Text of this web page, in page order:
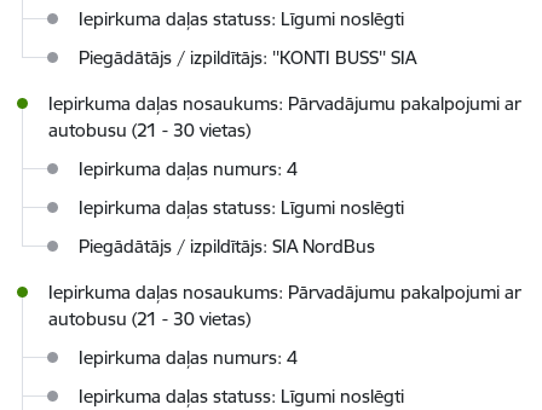
Iepirkuma daļas statuss: Līgumi noslēgti
Piegādātājs / izpildītājs: ''KONTI BUSS'' SIA
Iepirkuma daļas nosaukums: Pārvadājumu pakalpojumi ar
autobusu (21 - 30 vietas)
Iepirkuma daļas numurs: 4
Iepirkuma daļas statuss: Līgumi noslēgti
Piegādātājs / izpildītājs: SIA NordBus
Iepirkuma daļas nosaukums: Pārvadājumu pakalpojumi ar
autobusu (21 - 30 vietas)
Iepirkuma daļas numurs: 4
Iepirkuma daļas statuss: Līgumi noslēgti